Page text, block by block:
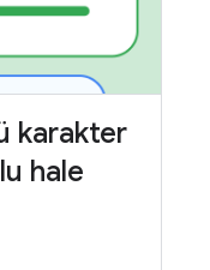
karakter
hale